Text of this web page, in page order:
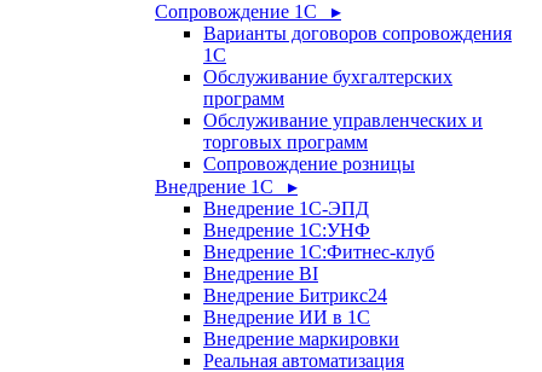
Сопровождение 1С ▸
Варианты договоров сопровождения
1С
Обслуживание бухгалтерских
программ
Обслуживание управленческих и
торговых программ
Сопровождение розницы
Внедрение 1С ▸
Внедрение 1С-ЭПД
Внедрение 1С:УНФ
Внедрение 1С:Фитнес-клуб
Внедрение BI
Внедрение Битрикс24
Внедрение ИИ в 1С
Внедрение маркировки
Реальная автоматизация